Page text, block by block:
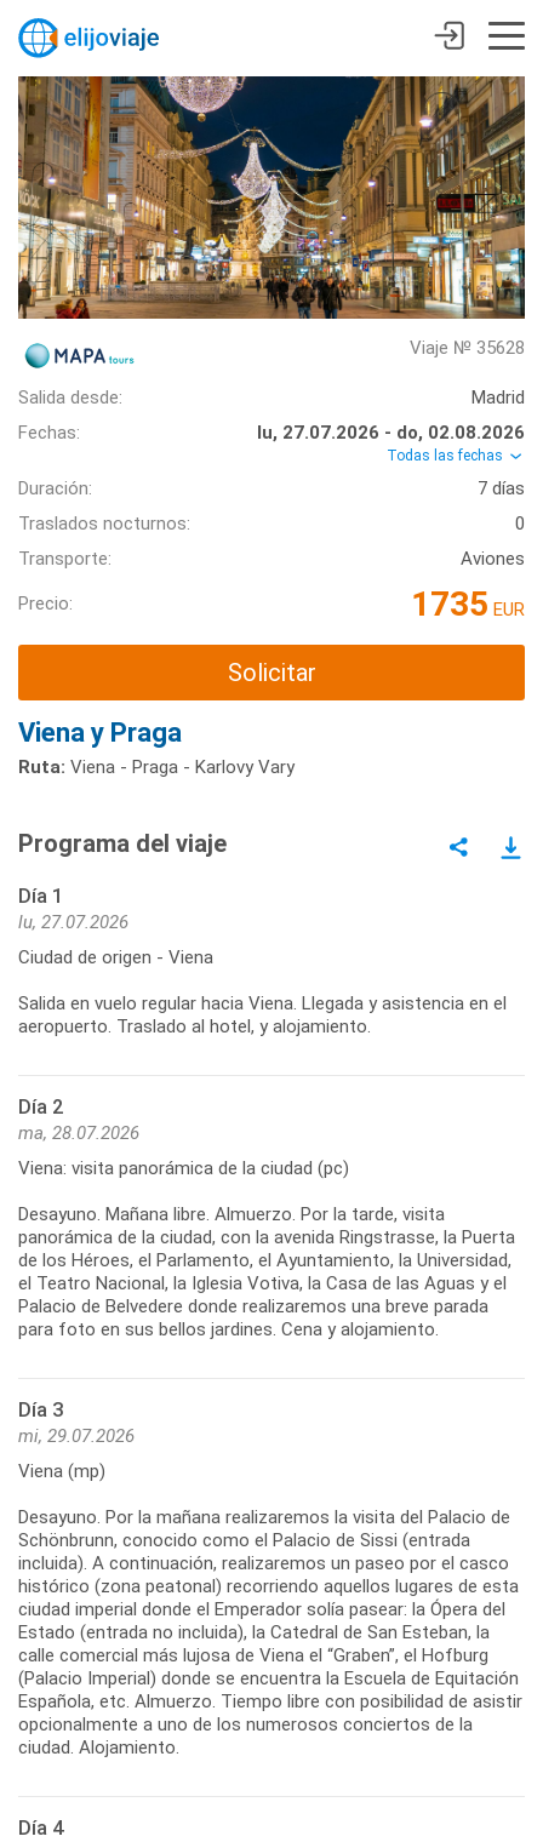
Viaje № 35628
Salida desde:
Madrid
Fechas:
lu, 27.07.2026 - do, 02.08.2026
Todas las fechas
Duración:
7 días
Traslados nocturnos:
0
Transporte:
Aviones
Precio: 1735 EUR
Solicitar
Viena y Praga
Ruta: Viena - Praga - Karlovy Vary
Programa del viaje
Día 1
lu, 27.07.2026
Ciudad de origen - Viena
Salida en vuelo regular hacia Viena. Llegada y asistencia en el
aeropuerto. Traslado al hotel, y alojamiento.
Día 2
ma, 28.07.2026
Viena: visita panorámica de la ciudad (pc)
Desayuno. Mañana libre. Almuerzo. Por la tarde, visita
panorámica de la ciudad, con la avenida Ringstrasse, la Puerta
de los Héroes, el Parlamento, el Ayuntamiento, la Universidad,
el Teatro Nacional, la Iglesia Votiva, la Casa de las Aguas y el
Palacio de Belvedere donde realizaremos una breve parada
para foto en sus bellos jardines. Cena y alojamiento.
Día 3
mi, 29.07.2026
Viena (mp)
Desayuno. Por la mañana realizaremos la visita del Palacio de
Schönbrunn, conocido como el Palacio de Sissi (entrada
incluida). A continuación, realizaremos un paseo por el casco
histórico (zona peatonal) recorriendo aquellos lugares de esta
ciudad imperial donde el Emperador solía pasear: la Ópera del
Estado (entrada no incluida), la Catedral de San Esteban, la
calle comercial más lujosa de Viena el “Graben”, el Hofburg
(Palacio Imperial) donde se encuentra la Escuela de Equitación
Española, etc. Almuerzo. Tiempo libre con posibilidad de asistir
opcionalmente a uno de los numerosos conciertos de la
ciudad. Alojamiento.
Día 4